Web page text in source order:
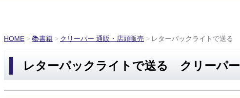
HOME 📚書籍 クリーパー 通販・店頭販売 レターパックライトで送る
レターパックライトで送る クリーパ